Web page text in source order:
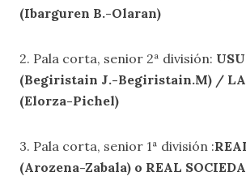
(Ibarguren B.-Olaran)
2. Pala corta, senior 2ª división:
(Begiristain J.-Begiristain.M) /
(Elorza-Pichel)
3. Pala corta, senior 1ª división :
(Arozena-Zabala) o REAL